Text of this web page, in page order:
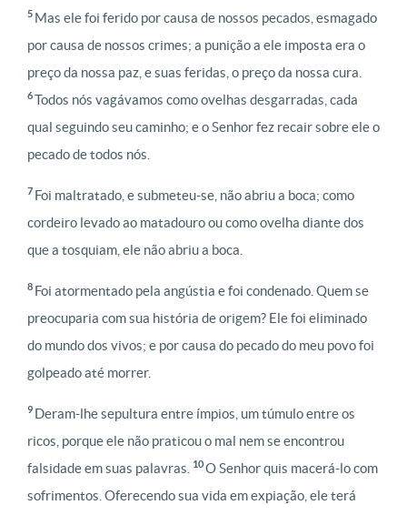
5 Mas ele foi ferido por causa de nossos pecados, esmagado
por causa de nossos crimes; a punição a ele imposta era o
preço da nossa paz, e suas feridas, o preço da nossa cura.
6Todos nós vagávamos como ovelhas desgarradas, cada
qual seguindo seu caminho; e o Senhor fez recair sobre ele o
pecado de todos nós.
7 Foi maltratado, e submeteu-se, não abriu a boca; como
cordeiro levado ao matadouro ou como ovelha diante dos
que a tosquiam, ele não abriu a boca.
8 Foi atormentado pela angústia e foi condenado. Quem se
preocuparia com sua história de origem? Ele foi eliminado
do mundo dos vivos; e por causa do pecado do meu povo foi
golpeado até morrer.
9 Deram-lhe sepultura entre ímpios, um túmulo entre os
ricos, porque ele não praticou o mal nem se encontrou
falsidade em suas palavras.
10O Senhor quis macerá-lo com
sofrimentos. Oferecendo sua vida em expiação, ele terá